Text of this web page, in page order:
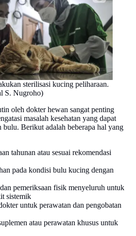
sterilisasi kucing peliharaan.
S. Nugroho)
oleh dokter hewan sangat penting
masalah kesehatan yang dapat
bulu. Berikut adalah beberapa hal yang
tahunan atau sesuai rekomendasi
pada kondisi bulu kucing dengan
pemeriksaan fisik menyeluruh untuk
sistemik
untuk perawatan dan pengobatan
atau perawatan khusus untuk